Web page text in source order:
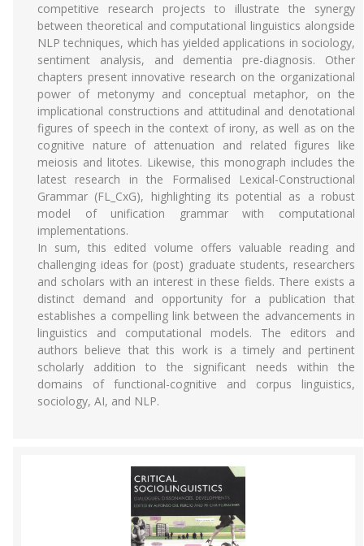
competitive research projects to illustrate the synergy
between theoretical and computational linguistics alongside
NLP techniques, which has yielded applications in sociology,
sentiment analysis, and dementia pre-diagnosis. Other
chapters present innovative research on the organizational
power of metonymy and conceptual metaphor, on the
implicational constructions and attitudinal and denotational
figures of speech in the context of irony, as well as on the
cognitive nature of attenuation and related figures like
meiosis and litotes. Likewise, this monograph includes the
latest research in the Formalised Lexical-Constructional
Grammar (FL_CxG), highlighting its potential as a robust
model of unification grammar with computational
implementations.
In sum, this edited volume offers valuable reading and
challenging ideas for (post) graduate students, researchers
and scholars with an interest in these fields. There exists a
distinct demand and opportunity for a publication that
establishes a compelling link between the advancements in
linguistics and computational models. The editors and
authors believe that this work is a timely and pertinent
scholarly addition to the significant needs within the
domains of functional-cognitive and corpus linguistics,
sociology, AI, and NLP.